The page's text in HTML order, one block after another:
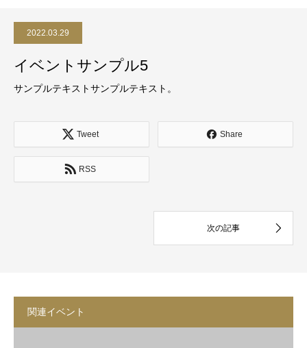
2022.03.29
イベントサンプル5
サンプルテキストサンプルテキスト。
Tweet Share
RSS
関連イベント